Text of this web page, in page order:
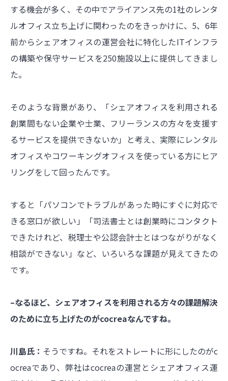
する機会が多く、その中でアライアンス先の1社のレンタ
ルオフィス立ち上げに関わったのをきっかけに、5、6年
前からシェアオフィスの運営会社に特化したITインフラ
の構築や保守サービスを250施設以上に提供してきまし
た。
そのような背景があり、「シェアオフィスを利用される
創業間もない企業や士業、フリーランスの方々を支援す
るサービスを提供できないか」と考え、実際にレンタル
オフィスやコワーキングオフィスを使っている方にヒア
リングをして回ったんです。
すると「パソコンでトラブルがあった時にすぐに対応で
きる窓口が欲しい」「司法書士とは創業時にコンタクト
できたけれど、税理士や公認会計士とはつながりがなく
相談ができない」など、いろいろな課題が見えてきたの
です。
–なるほど、シェアオフィスを利用される方々の課題解決
のために立ち上げたのがcocreaなんですね。
川島氏： そうですね。それをストレートに形にしたのがc
ocreaであり、弊社はcocreaの運営とシェアオフィス運